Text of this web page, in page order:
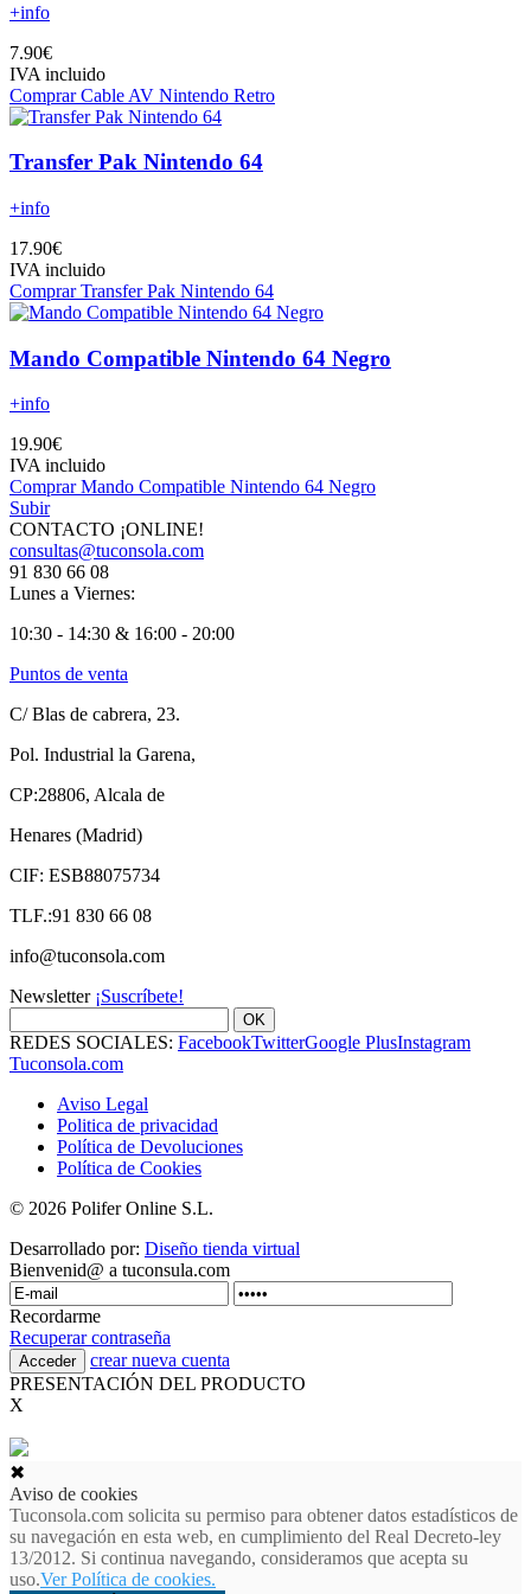
+info
7.90€
IVA incluido
Comprar Cable AV Nintendo Retro
Transfer Pak Nintendo 64
+info
17.90€
IVA incluido
Comprar Transfer Pak Nintendo 64
Mando Compatible Nintendo 64 Negro
+info
19.90€
IVA incluido
Comprar Mando Compatible Nintendo 64 Negro
Subir
CONTACTO ¡ONLINE!
consultas@tuconsola.com
91 830 66 08
Lunes a Viernes:
10:30 - 14:30 & 16:00 - 20:00
Puntos de venta
C/ Blas de cabrera, 23.
Pol. Industrial la Garena,
CP:28806, Alcala de
Henares (Madrid)
CIF: ESB88075734
TLF.:91 830 66 08
info@tuconsola.com
Newsletter ¡Suscríbete!
OK
REDES SOCIALES: FacebookTwitterGoogle PlusInstagram
Tuconsola.com
Aviso Legal
Politica de privacidad
Política de Devoluciones
Política de Cookies
© 2026 Polifer Online S.L.
Desarrollado por: Diseño tienda virtual
Bienvenid@ a tuconsula.com
Recordarme
Recuperar contraseña
crear nueva cuenta
PRESENTACIÓN DEL PRODUCTO
X
✖
Aviso de cookies
Tuconsola.com solicita su permiso para obtener datos estadísticos de
su navegación en esta web, en cumplimiento del Real Decreto-ley
13/2012. Si continua navegando, consideramos que acepta su
uso.Ver Política de cookies.